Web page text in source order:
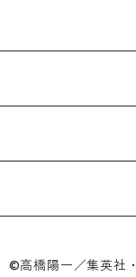
ュナイダー
高橋陽一／集英社